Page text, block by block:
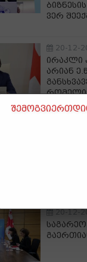
ვერ
20-12-
ირაკლი
არიან
20-12-